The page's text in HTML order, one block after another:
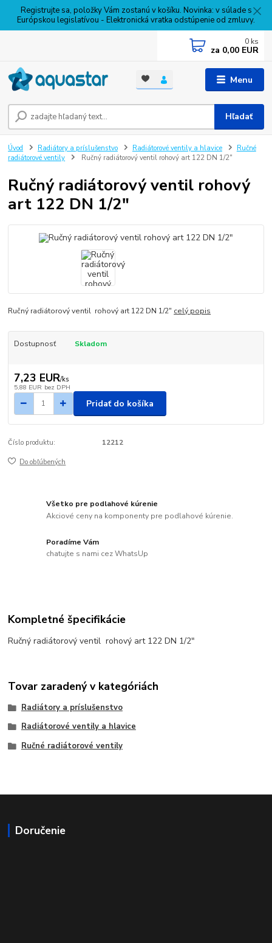
Registrujte sa, položky Vám zostanú v košíku. Novinka: v súlade s
Európskou legislatívou - Elektronická vratka odstúpenie od zmluvy.
Menu
Hľadať
0 ks
za 0,00 EUR
Úvod Radiátory a príslušenstvo Radiátorové ventily a hlavice
Ručné
radiátorové ventily
Ručný radiátorový ventil rohový art 122 DN 1/2"
Ručný radiátorový ventil rohový
art 122 DN 1/2"
Ručný radiátorový ventil rohový art 122 DN 1/2" celý popis
Dostupnosť Skladom
7,23 EUR/ks
5,88 EUR bez DPH
Pridať do košíka
Číslo produktu: 12212
Do obľúbených
Všetko pre podlahové kúrenie
Akciové ceny na komponenty pre podlahové kúrenie.
Poradíme Vám
chatujte s nami cez WhatsUp
Kompletné špecifikácie
Ručný radiátorový ventil rohový art 122 DN 1/2"
Tovar zaradený v kategóriách
Radiátory a príslušenstvo
Radiátorové ventily a hlavice
Ručné radiátorové ventily
Doručenie